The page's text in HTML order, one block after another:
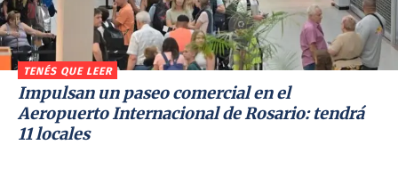
TENÉS QUE LEER
Impulsan un paseo comercial en el
Aeropuerto Internacional de Rosario: tendrá
11 locales